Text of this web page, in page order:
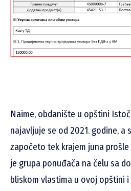
Naime, obdanište u opštini
najavljuje se od 2021. godine, a
započeto tek krajem juna
je grupa ponuđača na čelu sa
bliskom vlastima u ovoj opštini